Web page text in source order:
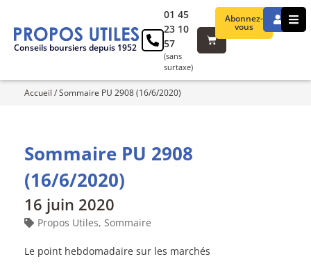
Conseils boursiers depuis 1952
Abonnez-
vous
01 45
23 10
57
(sans
surtaxe)
Accueil /Sommaire PU 2908 (16/6/2020)
Sommaire PU 2908
(16/6/2020)
16 juin 2020
Propos Utiles, Sommaire
Le point hebdomadaire sur les marchés